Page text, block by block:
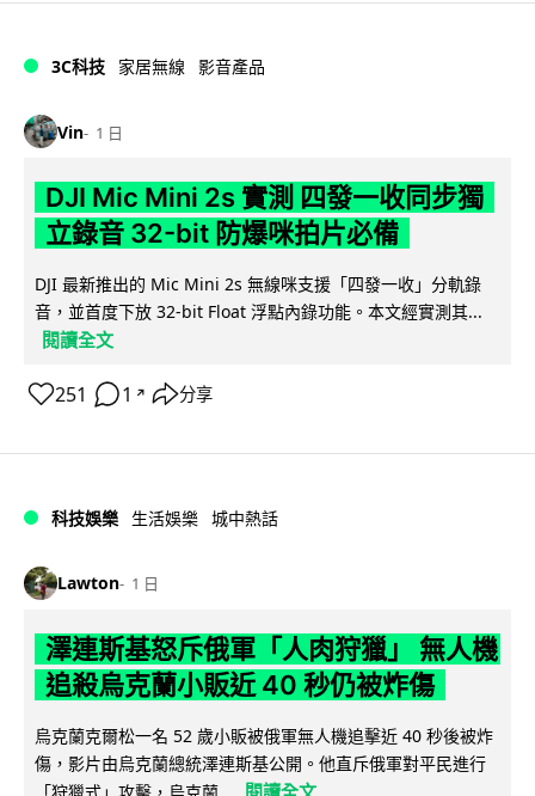
3C科技 家居無線 影音產品
Vin 1 日
DJI Mic Mini 2s 實測 四發一收同步獨
立錄音 32-bit 防爆咪拍片必備
DJI 最新推出的 Mic Mini 2s 無線咪支援「四發一收」分軌錄
音，並首度下放 32-bit Float 浮點內錄功能。本文經實測其...
閱讀全文
251 1 ↗ 分享
科技娛樂 生活娛樂 城中熱話
Lawton 1 日
澤連斯基怒斥俄軍「人肉狩獵」 無人機
追殺烏克蘭小販近 40 秒仍被炸傷
烏克蘭克爾松一名 52 歲小販被俄軍無人機追擊近 40 秒後被炸
傷，影片由烏克蘭總統澤連斯基公開。他直斥俄軍對平民進行
「狩獵式」攻擊，烏克蘭...
閱讀全文